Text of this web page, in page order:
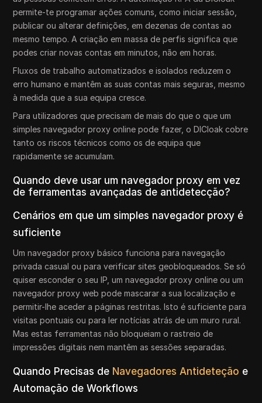
permite-te programar ações comuns, como iniciar sessão,
publicar ou alterar definições, em dezenas de contas ao
mesmo tempo. A criação em massa de perfis significa que
podes criar novas contas em minutos, não em horas.
Fluxos de trabalho automatizados e isolados reduzem o
erro humano e mantêm as suas contas mais seguras, mesmo
à medida que a sua equipa cresce.
Para utilizadores que precisam de mais do que o que um
simples navegador proxy online pode fazer, o DICloak cobre
tanto os riscos técnicos como os de equipa que
rapidamente se acumulam.
Quando deve usar um navegador proxy em vez
de ferramentas avançadas de antidetecção?
Cenários em que um simples navegador proxy é
suficiente
Um navegador proxy básico funciona para navegação
privada casual ou para verificar sites geobloqueados. Se só
quiser esconder o seu IP, um navegador proxy online ou um
navegador proxy web pode mascarar a sua localização e
permitir-lhe aceder a páginas restritas. Isto é suficiente para
visitas pontuais ou para ler notícias atrás de um muro rural.
Mas estas ferramentas não bloqueiam o rastreio de
impressões digitais nem mantêm as sessões separadas.
Quando Precisas de Navegadores Antideteção e
Automação de Workflows